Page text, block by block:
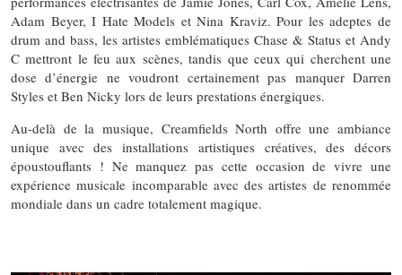
Adam Beyer, I Hate Models et Nina Kraviz. Pour les adeptes de
drum and bass, les artistes emblématiques Chase & Status et Andy
C mettront le feu aux scènes, tandis que ceux qui cherchent une
dose d’énergie ne voudront certainement pas manquer Darren
Styles et Ben Nicky lors de leurs prestations énergiques.
Au-delà de la musique, Creamfields North offre une ambiance
unique avec des installations artistiques créatives, des décors
époustouflants ! Ne manquez pas cette occasion de vivre une
expérience musicale incomparable avec des artistes de renommée
mondiale dans un cadre totalement magique.